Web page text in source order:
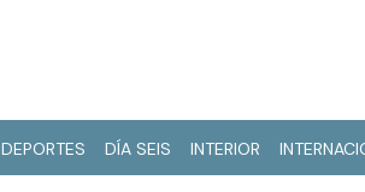
DEPORTES DÍA SEIS INTERIOR